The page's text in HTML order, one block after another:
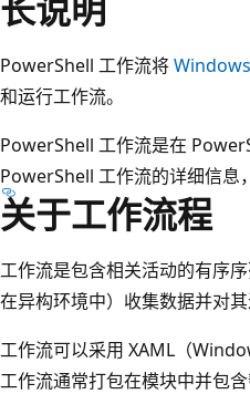
PowerShell 工作流将
和运行工作流。
PowerShell 工作流是在
PowerShell 工作流的详细信息
关于工作流程
工作流是包含相关活动的有序
在异构环境中）收集数据并对其
工作流可以采用 XAML（
工作流通常打包在模块中并包